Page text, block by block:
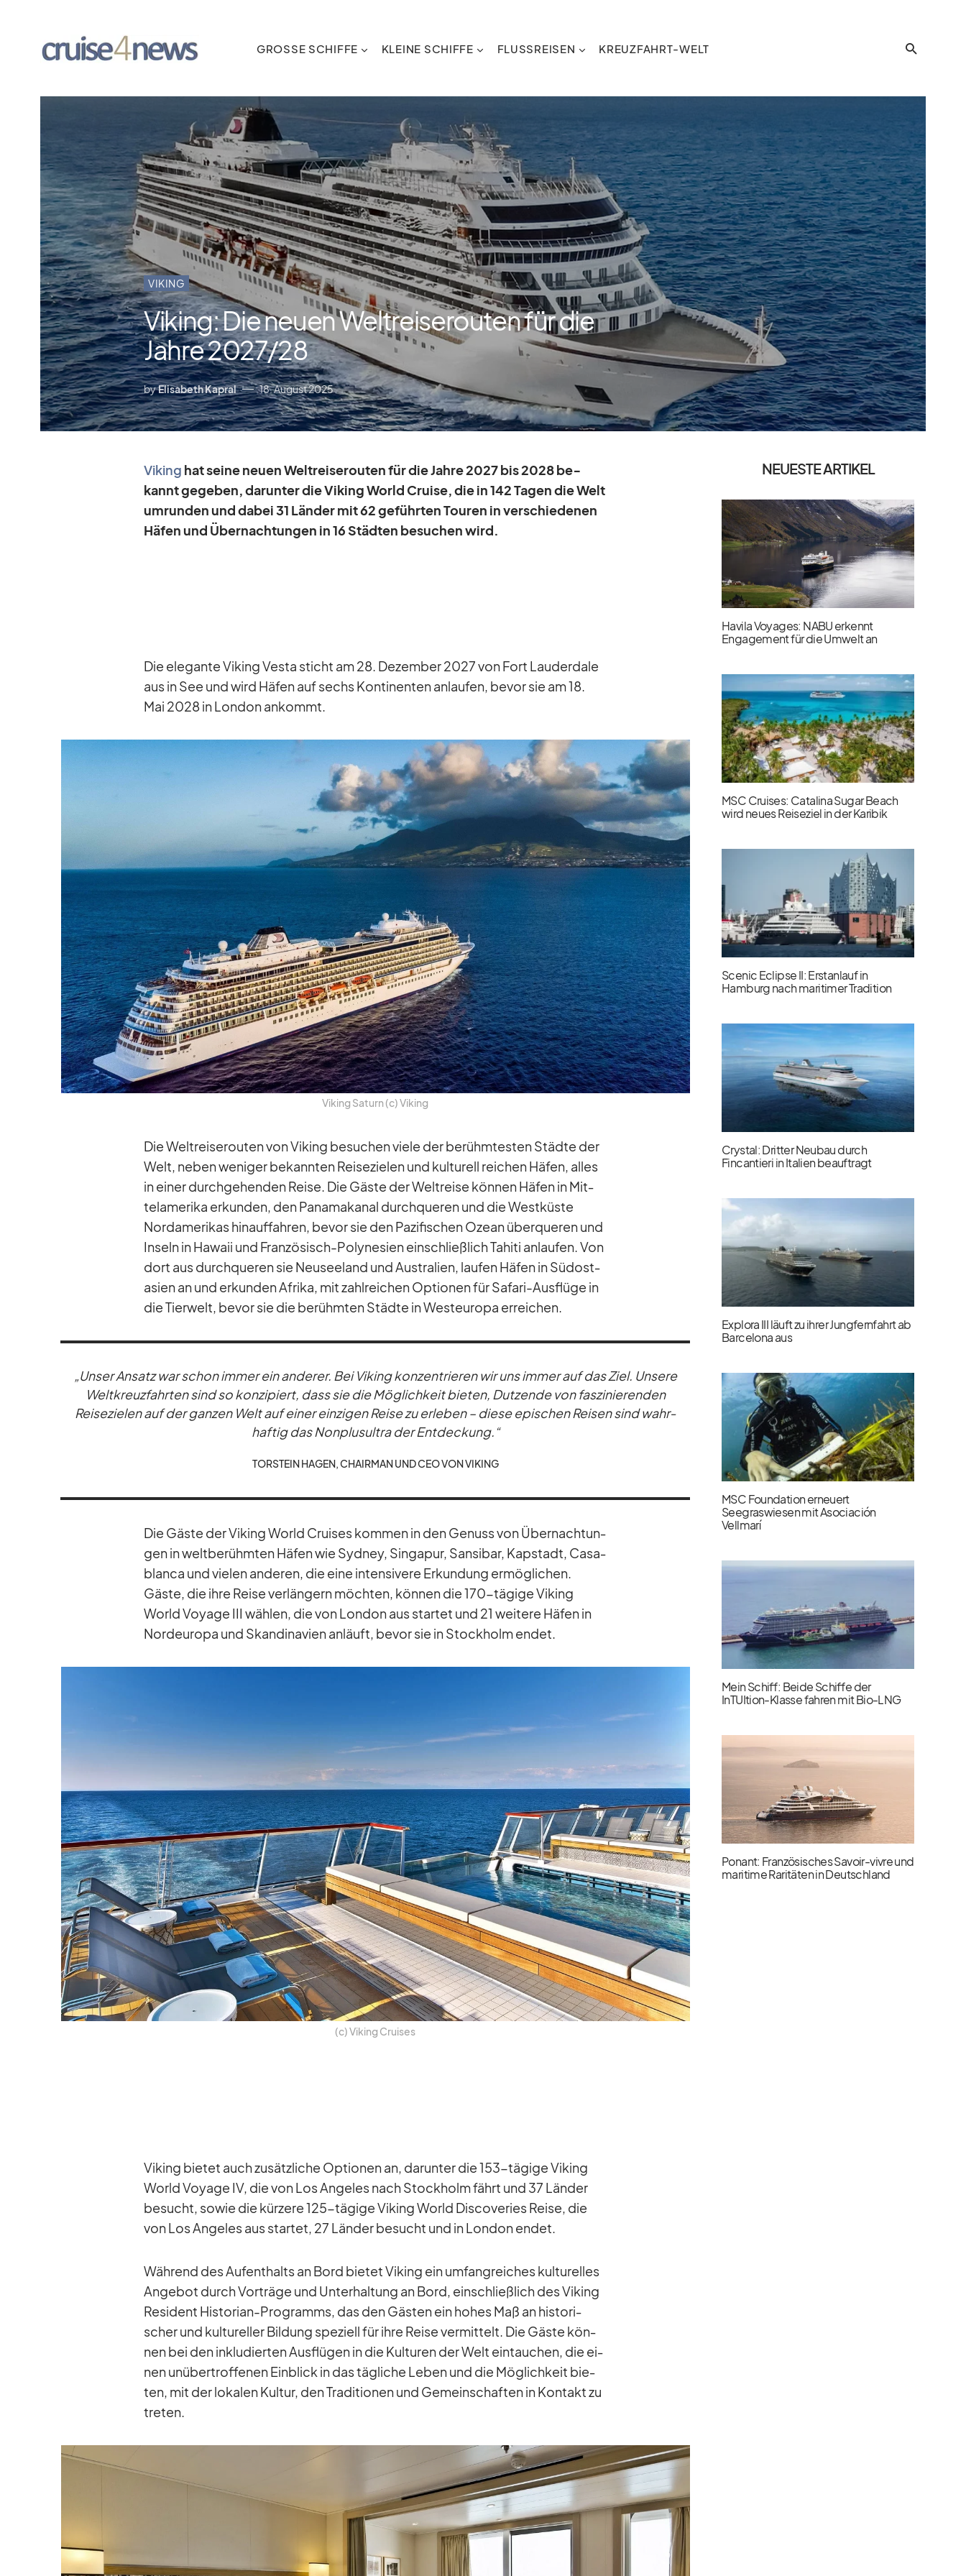
GROSSE SCHIFFE KLEINE SCHIFFE FLUSSREISEN KREUZFAHRT-WELT
VIKING
Viking: Die neuen Weltreiserouten für die
Jahre 2027/​28
byElisabeth Kapral 18. August 2025
Vi­king hat seine neuen Welt­rei­se­rou­ten für die Jahre 2027 bis 2028 be­
kannt ge­ge­ben, dar­un­ter die Vi­king World Cruise, die in 142 Ta­gen die Welt
um­run­den und da­bei 31 Län­der mit 62 ge­führ­ten Tou­ren in ver­schie­de­nen
Hä­fen und Über­nach­tun­gen in 16 Städ­ten be­su­chen wird.
Die ele­gante Vi­king Vesta sticht am 28. De­zem­ber 2027 von Fort Lau­derd­ale
aus in See und wird Hä­fen auf sechs Kon­ti­nen­ten an­lau­fen, be­vor sie am 18.
Mai 2028 in Lon­don an­kommt.
Vi­king Sa­turn (c) Vi­king
Die Welt­rei­se­rou­ten von Vi­king be­su­chen viele der be­rühm­tes­ten Städte der
Welt, ne­ben we­ni­ger be­kann­ten Rei­se­zie­len und kul­tu­rell rei­chen Hä­fen, al­les
in ei­ner durch­ge­hen­den Reise. Die Gäste der Welt­reise kön­nen Hä­fen in Mit­
tel­ame­rika er­kun­den, den Pa­na­ma­ka­nal durch­que­ren und die West­küste
Nord­ame­ri­kas hin­auf­fah­ren, be­vor sie den Pa­zi­fi­schen Ozean über­que­ren und
In­seln in Ha­waii und Fran­zö­sisch-Po­ly­ne­sien ein­schließ­lich Ta­hiti an­lau­fen. Von
dort aus durch­que­ren sie Neu­see­land und Aus­tra­lien, lau­fen Hä­fen in Süd­ost­
asien an und er­kun­den Afrika, mit zahl­rei­chen Op­tio­nen für Sa­fari-Aus­flüge in
die Tier­welt, be­vor sie die be­rühm­ten Städte in West­eu­ropa er­rei­chen.
„Un­ser An­satz war schon im­mer ein an­de­rer. Bei Vi­king kon­zen­trie­ren wir uns im­mer auf das Ziel. Un­sere
Welt­kreuz­fahr­ten sind so kon­zi­piert, dass sie die Mög­lich­keit bie­ten, Dut­zende von fas­zi­nie­ren­den
Rei­se­zie­len auf der gan­zen Welt auf ei­ner ein­zi­gen Reise zu er­le­ben – diese epi­schen Rei­sen sind wahr­
haf­tig das Non­plus­ul­tra der Ent­de­ckung.“
TOR­STEIN HA­GEN, CHAIR­MAN UND CEO VON VI­KING
Die Gäste der Vi­king World Crui­ses kom­men in den Ge­nuss von Über­nach­tun­
gen in welt­be­rühm­ten Hä­fen wie Syd­ney, Sin­ga­pur, San­si­bar, Kap­stadt, Ca­sa­
blanca und vie­len an­de­ren, die eine in­ten­si­vere Er­kun­dung er­mög­li­chen.
Gäste, die ihre Reise ver­län­gern möch­ten, kön­nen die 170-tä­gige Vi­king
World Voyage III wäh­len, die von Lon­don aus star­tet und 21 wei­tere Hä­fen in
Nord­eu­ropa und Skan­di­na­vien an­läuft, be­vor sie in Stock­holm en­det.
(c) Vi­king Crui­ses
Vi­king bie­tet auch zu­sätz­li­che Op­tio­nen an, dar­un­ter die 153-tä­gige Vi­king
World Voyage IV, die von Los An­ge­les nach Stock­holm fährt und 37 Län­der
be­sucht, so­wie die kür­zere 125-tä­gige Vi­king World Dis­co­veries Reise, die
von Los An­ge­les aus star­tet, 27 Län­der be­sucht und in Lon­don en­det.
Wäh­rend des Auf­ent­halts an Bord bie­tet Vi­king ein um­fang­rei­ches kul­tu­rel­les
An­ge­bot durch Vor­träge und Un­ter­hal­tung an Bord, ein­schließ­lich des Vi­king
Re­si­dent His­to­rian-Pro­gramms, das den Gäs­ten ein ho­hes Maß an his­to­ri­
scher und kul­tu­rel­ler Bil­dung spe­zi­ell für ihre Reise ver­mit­telt. Die Gäste kön­
nen bei den in­klu­dier­ten Aus­flü­gen in die Kul­tu­ren der Welt ein­tau­chen, die ei­
nen un­über­trof­fe­nen Ein­blick in das täg­li­che Le­ben und die Mög­lich­keit bie­
ten, mit der lo­ka­len Kul­tur, den Tra­di­tio­nen und Ge­mein­schaf­ten in Kon­takt zu
tre­ten.
NEUESTE ARTIKEL
Havila Voyages: NABU erkennt
Engagement für die Umwelt an
MSC Cruises: Catalina Sugar Beach
wird neues Reiseziel in der Karibik
Scenic Eclipse II: Erstanlauf in
Hamburg nach maritimer Tradition
Crystal: Dritter Neubau durch
Fincantieri in Italien beauftragt
Explora III läuft zu ihrer Jungfernfahrt ab
Barcelona aus
MSC Foundation erneuert
Seegraswiesen mit Asociación
Vellmarí
Mein Schiff: Beide Schiffe der
InTUItion-Klasse fahren mit Bio-LNG
Ponant: Französisches Savoir-vivre und
maritime Raritäten in Deutschland